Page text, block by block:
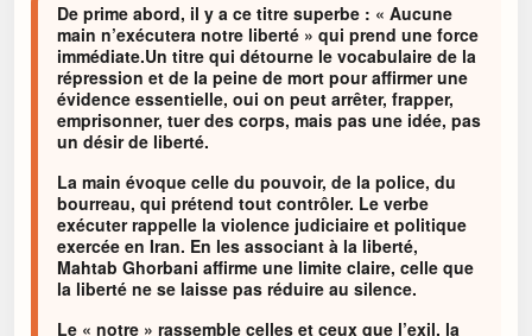
De prime abord, il y a ce titre superbe : « Aucune
main n’exécutera notre liberté » qui prend une force
immédiate.Un titre qui détourne le vocabulaire de la
répression et de la peine de mort pour affirmer une
évidence essentielle, oui on peut arrêter, frapper,
emprisonner, tuer des corps, mais pas une idée, pas
un désir de liberté.
La main évoque celle du pouvoir, de la police, du
bourreau, qui prétend tout contrôler. Le verbe
exécuter rappelle la violence judiciaire et politique
exercée en Iran. En les associant à la liberté,
Mahtab Ghorbani affirme une limite claire, celle que
la liberté ne se laisse pas réduire au silence.
Le « notre » rassemble celles et ceux que l’exil, la